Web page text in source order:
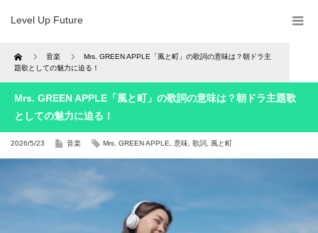
Level Up Future
Home 音楽
Mrs. GREEN APPLE「風と町」の歌詞の意味は？朝ドラ主
題歌としての魅力に迫る！
Mrs. GREEN APPLE「風と町」の歌詞の意味は？朝ドラ主題歌
としての魅力に迫る！
2026/5/23 音楽 Mrs. GREEN APPLE 意味 歌詞 風と町